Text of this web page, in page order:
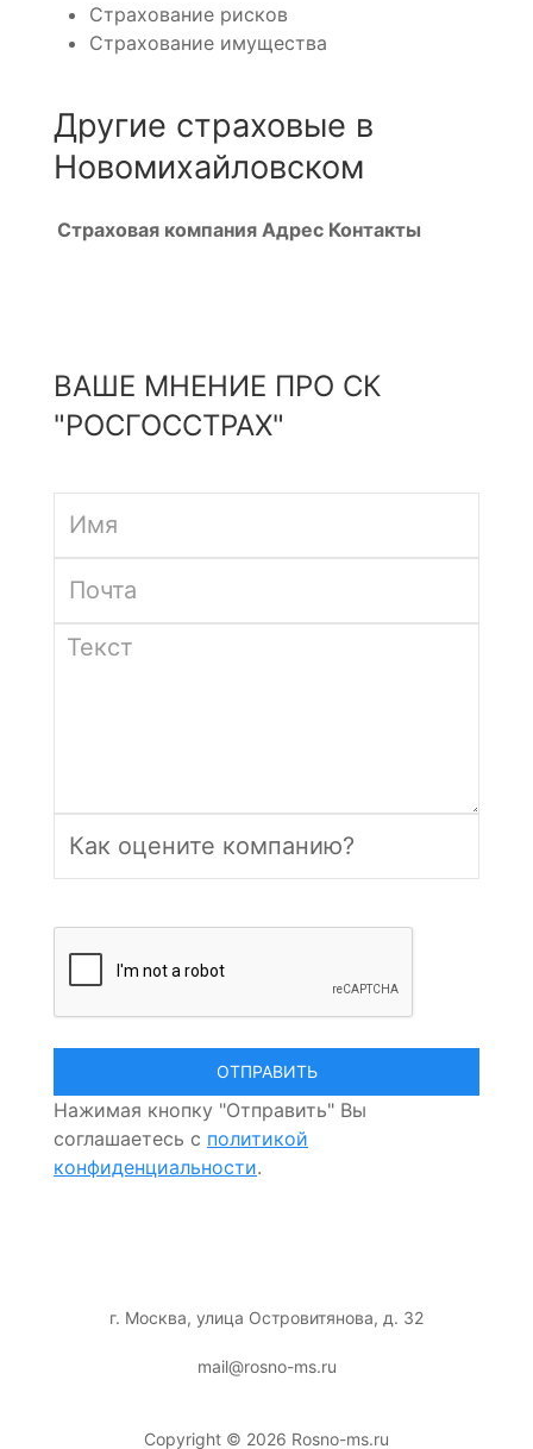
Страхование рисков
Страхование имущества
Другие страховые в
Новомихайловском
Страховая компания Адрес Контакты
ВАШЕ МНЕНИЕ ПРО СК
"РОСГОССТРАХ"
Нажимая кнопку "Отправить" Вы
соглашаетесь с политикой
конфиденциальности.
г. Москва, улица Островитянова, д. 32
mail@rosno-ms.ru
Copyright © 2026 Rosno-ms.ru